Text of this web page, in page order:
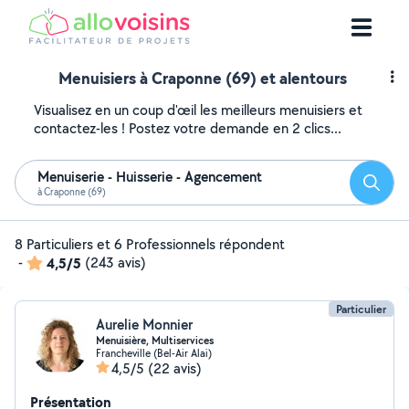
Menuisiers à Craponne (69) et alentours
Visualisez en un coup d'œil les meilleurs menuisiers et
contactez-les ! Postez votre demande en 2 clics...
Menuiserie - Huisserie - Agencement
à Craponne (69)
8 Particuliers et 6 Professionnels répondent
-
4,5/5 (243 avis)
Particulier
Aurelie Monnier
Menuisière, Multiservices
Francheville (Bel-Air Alai)
4,5/5 (22 avis)
Présentation